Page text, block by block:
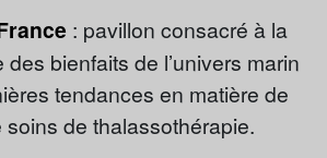
: pavillon consacré à la
bienfaits de l’univers marin
tendances en matière de
soins de thalassothérapie.